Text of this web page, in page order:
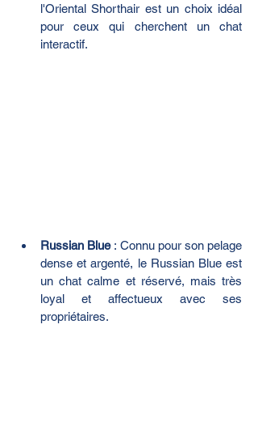
l'Oriental Shorthair est un choix idéal
pour ceux qui cherchent un chat
interactif.
Russian Blue : Connu pour son pelage
dense et argenté, le Russian Blue est
un chat calme et réservé, mais très
loyal et affectueux avec ses
propriétaires.